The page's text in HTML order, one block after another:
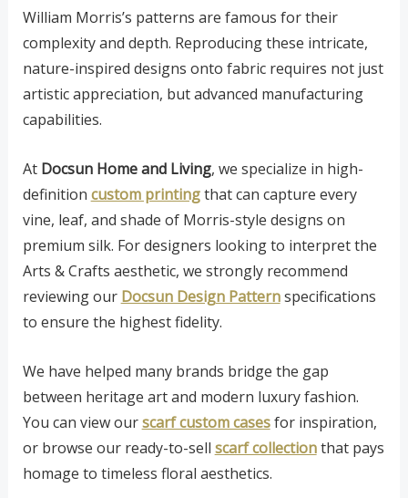
William Morris’s patterns are famous for their
complexity and depth. Reproducing these intricate,
nature-inspired designs onto fabric requires not just
artistic appreciation, but advanced manufacturing
capabilities.
At Docsun Home and Living, we specialize in high-
definition custom printingthat can capture every
vine, leaf, and shade of Morris-style designs on
premium silk. For designers looking to interpret the
Arts & Crafts aesthetic, we strongly recommend
reviewing our Docsun Design Patternspecifications
to ensure the highest fidelity.
We have helped many brands bridge the gap
between heritage art and modern luxury fashion.
You can view ourscarf custom casesfor inspiration,
or browse our ready-to-sell scarf collectionthat pays
homage to timeless floral aesthetics.